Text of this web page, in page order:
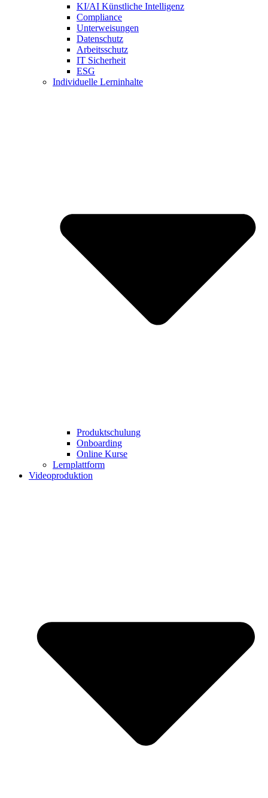
KI/AI Künstliche Intelligenz
Compliance
Unterweisungen
Datenschutz
Arbeitsschutz
IT Sicherheit
ESG
Individuelle Lerninhalte
Produktschulung
Onboarding
Online Kurse
Lernplattform
Videoproduktion